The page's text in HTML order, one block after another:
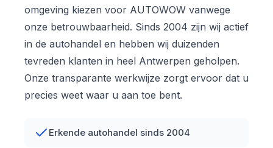
omgeving kiezen voor AUTOWOW vanwege
onze betrouwbaarheid. Sinds 2004 zijn wij actief
in de autohandel en hebben wij duizenden
tevreden klanten in heel Antwerpen geholpen.
Onze transparante werkwijze zorgt ervoor dat u
precies weet waar u aan toe bent.
Erkende autohandel sinds 2004